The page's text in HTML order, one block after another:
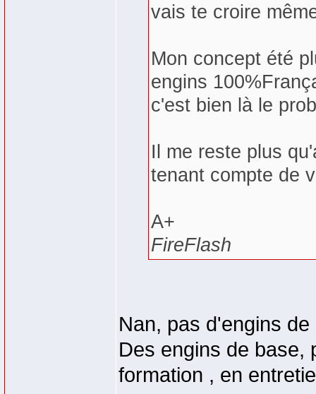
vais te croire
Mon concept été
engins
c'est bien là le
Il me reste plus
tenant compte de
A+
FireFlash
Nan, pas d'engins
Des engins de base,
formation , en